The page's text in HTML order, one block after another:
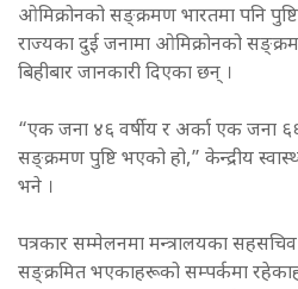
ओमिक्रोनको सङ्क्रमण भारतमा पनि
राज्यका दुई जनामा ओमिक्रोनको
बिहीबार जानकारी दिएका छन् ।
“एक जना ४६ वर्षीय र अर्का एक जना
सङ्क्रमण पुष्टि भएको हो,” केन्द्रीय
भने ।
पत्रकार सम्मेलनमा मन्त्रालयका
सङ्क्रमित भएकाहरूको सम्पर्कमा